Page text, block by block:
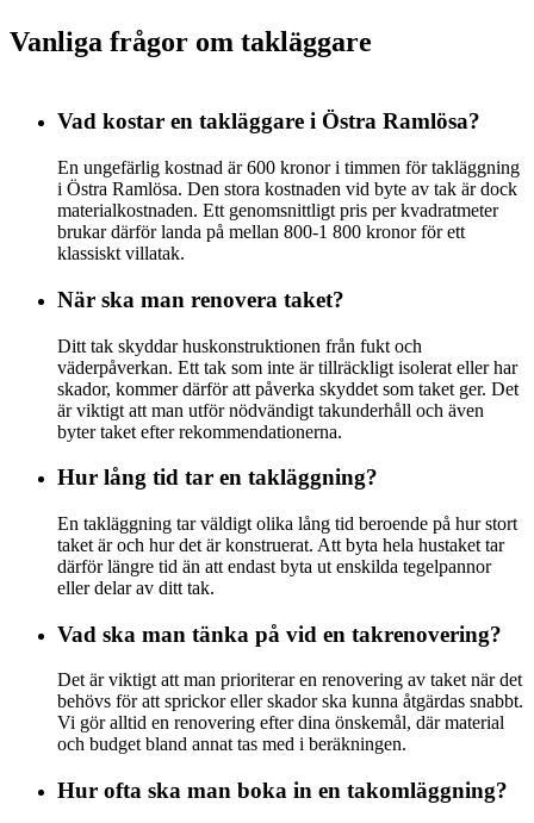
Vanliga frågor om takläggare
Vad kostar en takläggare i Östra Ramlösa?
En ungefärlig kostnad är 600 kronor i timmen för takläggning
i Östra Ramlösa. Den stora kostnaden vid byte av tak är dock
materialkostnaden. Ett genomsnittligt pris per kvadratmeter
brukar därför landa på mellan 800-1 800 kronor för ett
klassiskt villatak.
När ska man renovera taket?
Ditt tak skyddar huskonstruktionen från fukt och
väderpåverkan. Ett tak som inte är tillräckligt isolerat eller har
skador, kommer därför att påverka skyddet som taket ger. Det
är viktigt att man utför nödvändigt takunderhåll och även
byter taket efter rekommendationerna.
Hur lång tid tar en takläggning?
En takläggning tar väldigt olika lång tid beroende på hur stort
taket är och hur det är konstruerat. Att byta hela hustaket tar
därför längre tid än att endast byta ut enskilda tegelpannor
eller delar av ditt tak.
Vad ska man tänka på vid en takrenovering?
Det är viktigt att man prioriterar en renovering av taket när det
behövs för att sprickor eller skador ska kunna åtgärdas snabbt.
Vi gör alltid en renovering efter dina önskemål, där material
och budget bland annat tas med i beräkningen.
Hur ofta ska man boka in en takomläggning?